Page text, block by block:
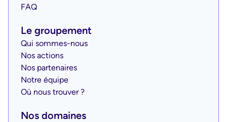
FAQ
Le groupement
Qui sommes-nous
Nos actions
Nos partenaires
Notre équipe
Où nous trouver ?
Nos domaines